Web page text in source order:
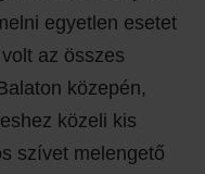
egyetlen esetet
az összes
közepén,
közeli kis
szívet melengető